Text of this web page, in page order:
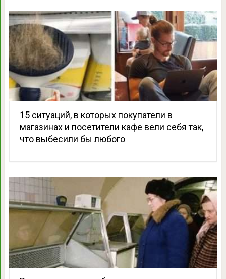
15 ситуаций, в которых покупатели в
магазинах и посетители кафе вели себя так,
что выбесили бы любого